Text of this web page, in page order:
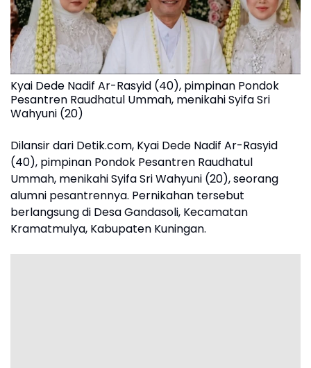
Kyai Dede Nadif Ar-Rasyid (40), pimpinan Pondok
Pesantren Raudhatul Ummah, menikahi Syifa Sri
Wahyuni (20)
Dilansir dari Detik.com, Kyai Dede Nadif Ar-Rasyid
(40), pimpinan Pondok Pesantren Raudhatul
Ummah, menikahi Syifa Sri Wahyuni (20), seorang
alumni pesantrennya. Pernikahan tersebut
berlangsung di Desa Gandasoli, Kecamatan
Kramatmulya, Kabupaten Kuningan.